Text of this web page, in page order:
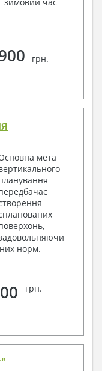
грн.
мета
норм.
грн.